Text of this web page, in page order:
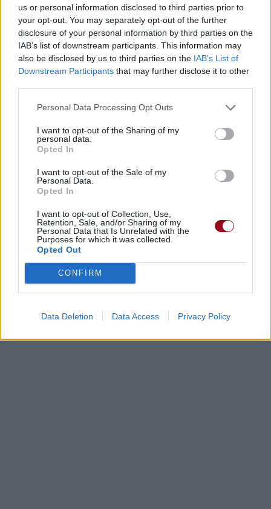
us or personal information disclosed to third parties prior to
your opt-out. You may separately opt-out of the further
disclosure of your personal information by third parties on the
IAB’s list of downstream participants. This information may
also be disclosed by us to third parties on the IAB’s List of
Downstream Participants that may further disclose it to other
Personal Data Processing Opt Outs
I want to opt-out of the Sharing of my
personal data.
Opted In
I want to opt-out of the Sale of my
Personal Data.
Opted In
I want to opt-out of Collection, Use,
Retention, Sale, and/or Sharing of my
Personal Data that Is Unrelated with the
Purposes for which it was collected.
Opted Out
CONFIRM
Data Deletion Data Access Privacy Policy